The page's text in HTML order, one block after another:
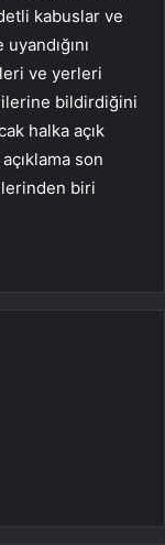
kabuslar ve
ve yerleri
bildirdiğini
halka açık
son
biri